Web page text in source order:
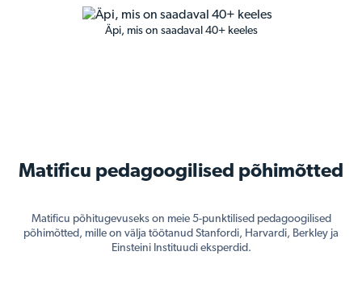
Äpi, mis on saadaval 40+ keeles
Matificu pedagoogilised põhimõtted
Matificu põhitugevuseks on meie 5-punktilised pedagoogilised
põhimõtted, mille on välja töötanud Stanfordi, Harvardi, Berkley ja
Einsteini Instituudi eksperdid.